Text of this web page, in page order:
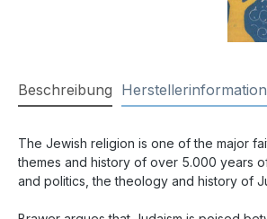
Beschreibung
The Jewish religion is one of the major
themes and history of over 5.000 years
and politics, the theology and history of